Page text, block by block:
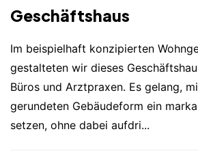
Geschäftshaus
Im beispielhaft konzipierten
gestalteten wir dieses
Büros und Arztpraxen. Es gelang,
gerundeten Gebäudeform ein
setzen, ohne dabei aufdri...